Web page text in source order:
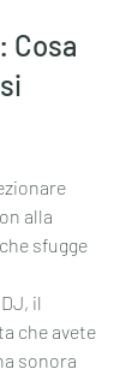
Cosa
alla
sfugge
il
che avete
sonora